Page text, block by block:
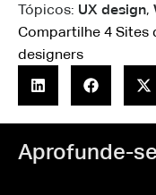
Tópicos: UX design,
Compartilhe 4 Sites
designers
Aprofunde-